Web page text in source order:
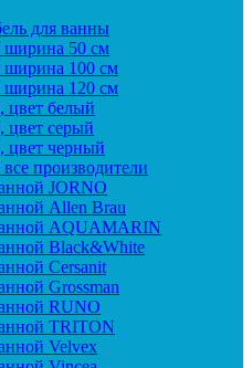
для ванны
ширина 50 см
ширина 100 см
ширина 120 см
цвет белый
цвет серый
цвет черный
производители
JORNO
Allen Brau
AQUAMARIN
Black&White
Cersanit
Grossman
RUNO
TRITON
Velvex